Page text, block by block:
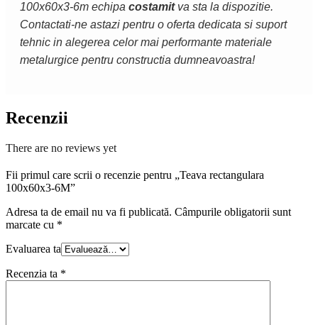
100x60x3-6m echipa costamitva sta la dispozitie.
Contactati-ne astazi pentru o oferta dedicata si suport
tehnic in alegerea celor mai performante materiale
metalurgice pentru constructia dumneavoastra!
Recenzii
There are no reviews yet
Fii primul care scrii o recenzie pentru „Teava rectangulara
100x60x3-6M”
Adresa ta de email nu va fi publicată. Câmpurile obligatorii sunt
marcate cu *
Evaluarea ta
Recenzia ta *